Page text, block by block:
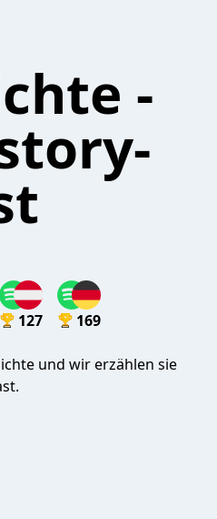
-
127 169
und wir erzählen sie